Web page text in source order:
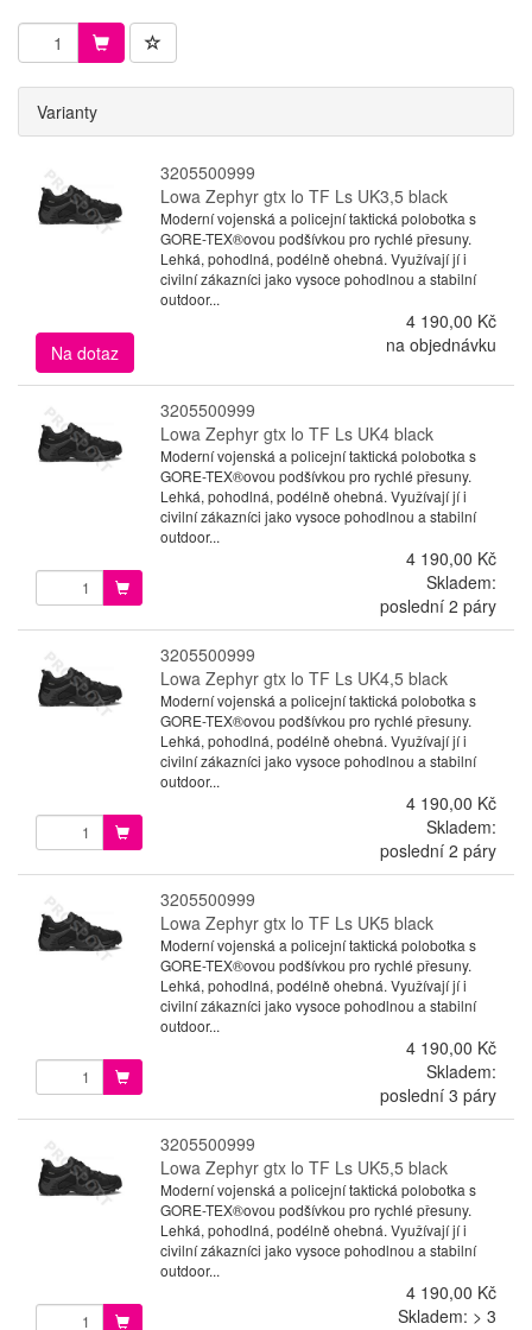
Varianty
3205500999
Lowa Zephyr gtx lo TF Ls UK3,5 black
Moderní vojenská a policejní taktická polobotka s
GORE-TEX®ovou podšívkou pro rychlé přesuny.
Lehká, pohodlná, podélně ohebná. Využívají jí i
civilní zákazníci jako vysoce pohodlnou a stabilní
outdoor...
4 190,00 Kč
Na dotaz
na objednávku
3205500999
Lowa Zephyr gtx lo TF Ls UK4 black
Moderní vojenská a policejní taktická polobotka s
GORE-TEX®ovou podšívkou pro rychlé přesuny.
Lehká, pohodlná, podélně ohebná. Využívají jí i
civilní zákazníci jako vysoce pohodlnou a stabilní
outdoor...
4 190,00 Kč
Skladem:
poslední 2 páry
3205500999
Lowa Zephyr gtx lo TF Ls UK4,5 black
Moderní vojenská a policejní taktická polobotka s
GORE-TEX®ovou podšívkou pro rychlé přesuny.
Lehká, pohodlná, podélně ohebná. Využívají jí i
civilní zákazníci jako vysoce pohodlnou a stabilní
outdoor...
4 190,00 Kč
Skladem:
poslední 2 páry
3205500999
Lowa Zephyr gtx lo TF Ls UK5 black
Moderní vojenská a policejní taktická polobotka s
GORE-TEX®ovou podšívkou pro rychlé přesuny.
Lehká, pohodlná, podélně ohebná. Využívají jí i
civilní zákazníci jako vysoce pohodlnou a stabilní
outdoor...
4 190,00 Kč
Skladem:
poslední 3 páry
3205500999
Lowa Zephyr gtx lo TF Ls UK5,5 black
Moderní vojenská a policejní taktická polobotka s
GORE-TEX®ovou podšívkou pro rychlé přesuny.
Lehká, pohodlná, podélně ohebná. Využívají jí i
civilní zákazníci jako vysoce pohodlnou a stabilní
outdoor...
4 190,00 Kč
Skladem: > 3